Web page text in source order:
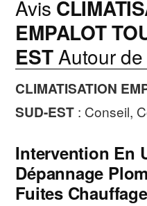
Avis
EMPALOT
ESTAutour de
CLIMATISATION
SUD-EST : Conseil,
Intervention En
Dépannage
Fuites